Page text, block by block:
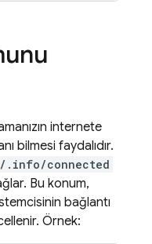
internete
bilmesi faydalıdır.
/.info/connected
Bu konum,
bağlantı
Örnek: